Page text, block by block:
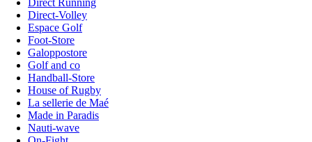
Direct-Volley
Espace Golf
Foot-Store
Galoppostore
Golf and co
Handball-Store
House of Rugby
La sellerie de Maé
Made in Paradis
Nauti-wave